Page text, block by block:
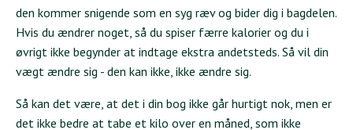
den kommer snigende som en syg ræv og bider dig i bagdelen.
Hvis du ændrer noget, så du spiser færre kalorier og du i
øvrigt ikke begynder at indtage ekstra andetsteds. Så vil din
vægt ændre sig - den kan ikke, ikke ændre sig.
Så kan det være, at det i din bog ikke går hurtigt nok, men er
det ikke bedre at tabe et kilo over en måned, som ikke